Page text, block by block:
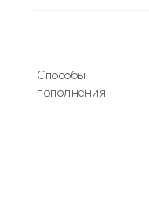
Способы
пополнения